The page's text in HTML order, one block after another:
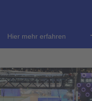
Hier mehr erfahren